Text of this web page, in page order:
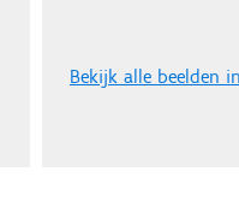
Bekijk alle beelden